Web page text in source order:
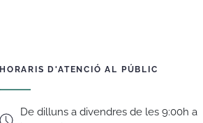
HORARIS D'ATENCIÓ AL PÚBLIC
De dilluns a divendres de les 9:00h a